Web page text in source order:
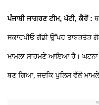
ਪੰਜਾਬੀ ਜਾਗਰਣ ਟੀਮ, ਪੱਟੀ, ਕੈਰੋਂ :
ਸਕਾਰਪੀਓ ਗੱਡੀ ਉੱਪਰ ਤਾਬੜਤੋੜ
ਮਾਮਲਾ ਸਾਹਮਣੇ ਆਇਆ ਹੈ। ਘਟਨਾ
ਬਣ ਗਿਆ, ਜਦਕਿ ਪੁਲਿਸ ਵੱਲੋਂ ਮਾਮਲੇ